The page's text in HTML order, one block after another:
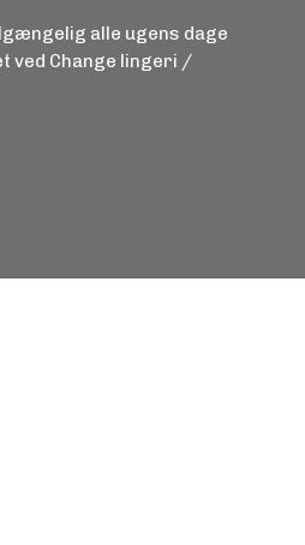
alle ugens dage
ved Change lingeri /